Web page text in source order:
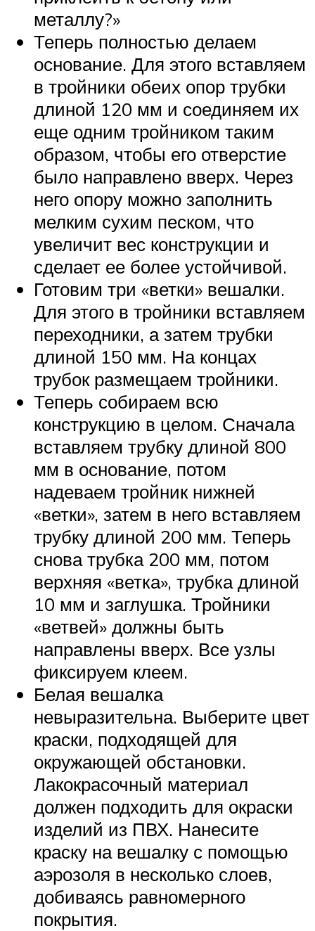
металлу?»
Теперь полностью делаем
основание. Для этого вставляем
в тройники обеих опор трубки
длиной 120 мм и соединяем их
еще одним тройником таким
образом, чтобы его отверстие
было направлено вверх. Через
него опору можно заполнить
мелким сухим песком, что
увеличит вес конструкции и
сделает ее более устойчивой.
Готовим три «ветки» вешалки.
Для этого в тройники вставляем
переходники, а затем трубки
длиной 150 мм. На концах
трубок размещаем тройники.
Теперь собираем всю
конструкцию в целом. Сначала
вставляем трубку длиной 800
мм в основание, потом
надеваем тройник нижней
«ветки», затем в него вставляем
трубку длиной 200 мм. Теперь
снова трубка 200 мм, потом
верхняя «ветка», трубка длиной
10 мм и заглушка. Тройники
«ветвей» должны быть
направлены вверх. Все узлы
фиксируем клеем.
Белая вешалка
невыразительна. Выберите цвет
краски, подходящей для
окружающей обстановки.
Лакокрасочный материал
должен подходить для окраски
изделий из ПВХ. Нанесите
краску на вешалку с помощью
аэрозоля в несколько слоев,
добиваясь равномерного
покрытия.